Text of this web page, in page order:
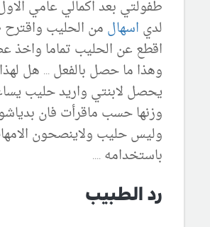
طفولتي بعد اكمالي عامي
لدي اسهال من الحليب
اقطع عن الحليب تماما واخذ
وهذا ما حصل بالفعل ... هل
يحصل لابنتي واريد حليب
وزنها حسب ماقرأت فان
وليس حليب ولاينصحون
باستخدامه ....
رد الطبيب